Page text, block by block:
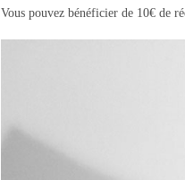
Vous pouvez bénéficier de 10€ de